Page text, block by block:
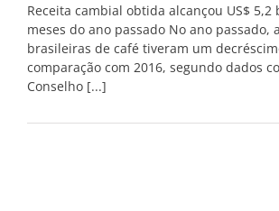
Receita cambial obtida alcançou US$ 5,2
meses do ano passado No ano passado,
brasileiras de café tiveram um
comparação com 2016, segundo dados
Conselho [...]